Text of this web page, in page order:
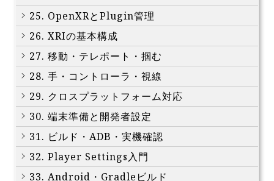
25. OpenXRとPlugin管理
26. XRIの基本構成
27. 移動・テレポート・掴む
28. 手・コントローラ・視線
29. クロスプラットフォーム対応
30. 端末準備と開発者設定
31. ビルド・ADB・実機確認
32. Player Settings入門
33. Android・Gradleビルド